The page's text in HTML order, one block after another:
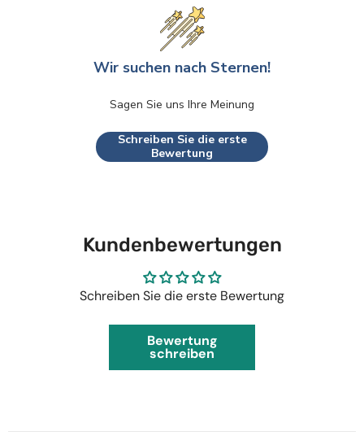
Wir suchen nach Sternen!
Sagen Sie uns Ihre Meinung
Schreiben Sie die erste
Bewertung
Kundenbewertungen
Schreiben Sie die erste Bewertung
Bewertung
schreiben